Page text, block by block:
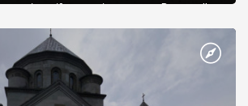
візантійському імператору Василю ІІ, та
язичник, став Василем-християнином.
Русі. На честь Херсонесу Таврійського